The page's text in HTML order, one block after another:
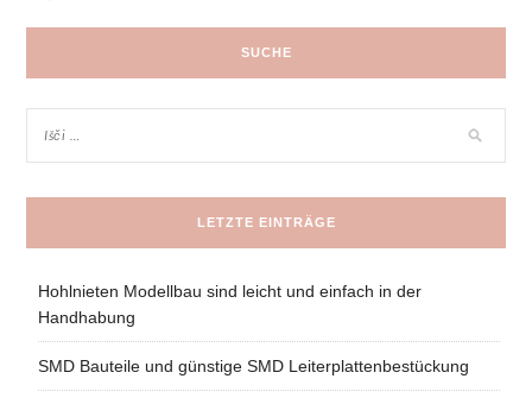
SUCHE
LETZTE EINTRÄGE
Hohlnieten Modellbau sind leicht und einfach in der
Handhabung
SMD Bauteile und günstige SMD Leiterplattenbestückung